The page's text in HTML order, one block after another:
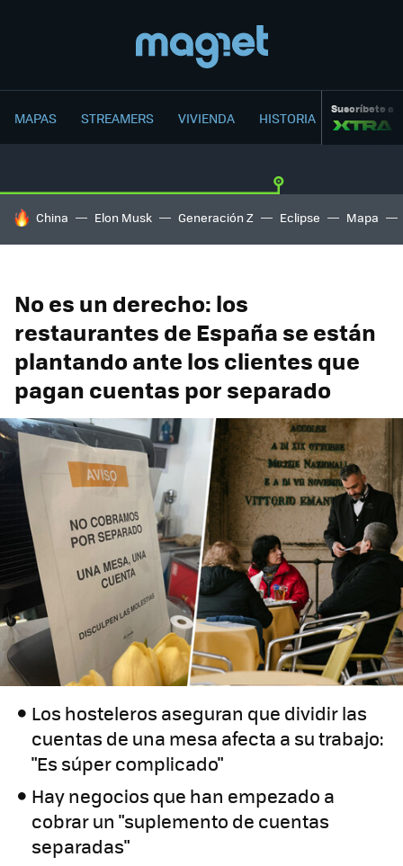
MAPAS STREAMERS VIVIENDA HISTORIA Suscríbete a
HOY SE HABLA DE
China Elon Musk Generación Z Eclipse Mapa
No es un derecho: los
restaurantes de España se están
plantando ante los clientes que
pagan cuentas por separado
Los hosteleros aseguran que dividir las
cuentas de una mesa afecta a su trabajo:
"Es súper complicado"
Hay negocios que han empezado a
cobrar un "suplemento de cuentas
separadas"